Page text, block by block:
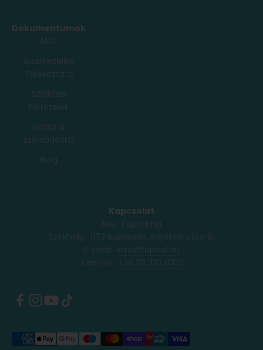
Dokumentumok
ÁSZF
Adatkezelési
Tájékoztató
Szállítási
Feltételek
Elállás a
szerződéstől
Blog
Kapcsolat
Név: TopItal.hu
Székhely: 1173 Budapest, Köröstói utca 8.
E-mail: info@topital.hu
Telefon: ‭
+36 20 333 8323